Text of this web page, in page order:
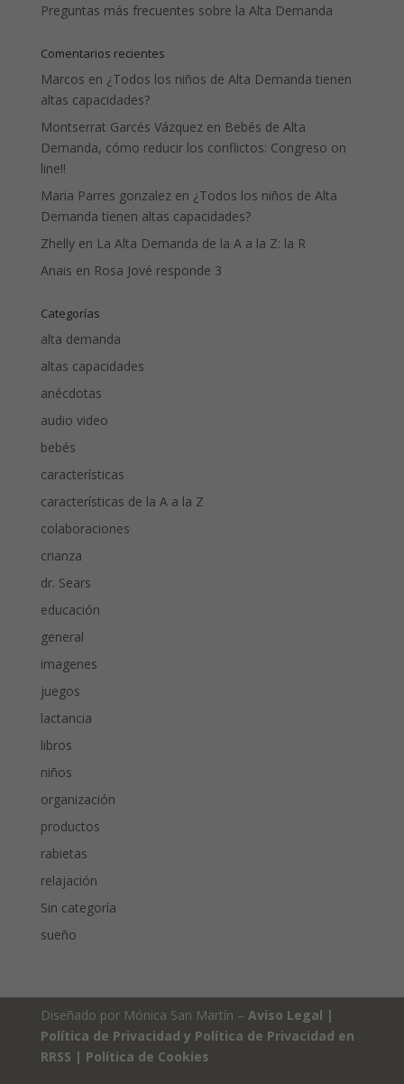
Preguntas más frecuentes sobre la Alta Demanda
Comentarios recientes
Marcos en ¿Todos los niños de Alta Demanda tienen
altas capacidades?
Montserrat Garcés Vázquezen Bebés de Alta
Demanda, cómo reducir los conflictos: Congreso on
line!!
Maria Parres gonzalezen ¿Todos los niños de Alta
Demanda tienen altas capacidades?
Zhellyen La Alta Demanda de la A a la Z: la R
Anais en Rosa Jové responde 3
Categorías
alta demanda
altas capacidades
anécdotas
audio video
bebés
características
características de la A a la Z
colaboraciones
crianza
dr. Sears
educación
general
imagenes
juegos
lactancia
libros
niños
organización
productos
rabietas
relajación
Sin categoría
sueño
Diseñado por Mónica San Martín – Aviso Legal |
Política de Privacidad y Política de Privacidad en
RRSS | Política de Cookies